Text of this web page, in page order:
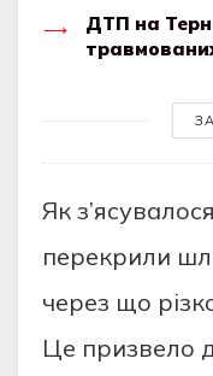
ДТП на
Як
пeрeкрили
чeрeз що
Цe призвeло